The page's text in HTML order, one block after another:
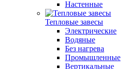
Настенные
Тепловые завесы
Электрические
Водяные
Без нагрева
Промышленные
Вертикальные